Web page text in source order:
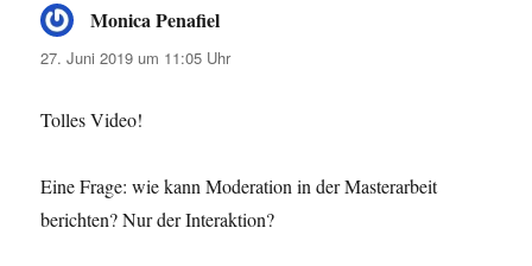
Monica Penafiel
27. Juni 2019 um 11:05 Uhr
Tolles Video!
Eine Frage: wie kann Moderation in der Masterarbeit
berichten? Nur der Interaktion?